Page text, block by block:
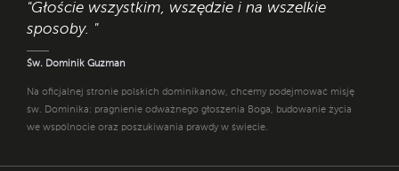
"Głoście wszystkim, wszędzie i na wszelkie
sposoby. "
Św. Dominik Guzman
Na oficjalnej stronie polskich dominikanów, chcemy podejmować misję
św. Dominika: pragnienie odważnego głoszenia Boga, budowanie życia
we wspólnocie oraz poszukiwania prawdy w świecie.